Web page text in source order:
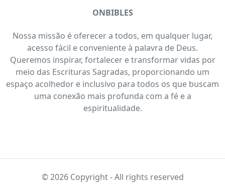
ONBIBLES
Nossa missão é oferecer a todos, em qualquer lugar,
acesso fácil e conveniente à palavra de Deus.
Queremos inspirar, fortalecer e transformar vidas por
meio das Escrituras Sagradas, proporcionando um
espaço acolhedor e inclusivo para todos os que buscam
uma conexão mais profunda com a fé e a
espiritualidade.
© 2026 Copyright - All rights reserved